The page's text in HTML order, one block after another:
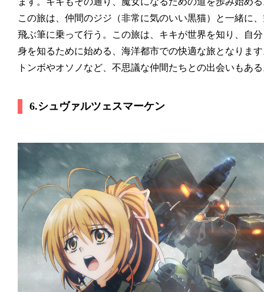
この旅は、仲間のジジ（非常に気のいい黒猫）と一緒に
飛ぶ筆に乗って行う。この旅は、キキが世界を知り、自
身を知るために始める、海洋都市での快適な旅となりま
トンボやオソノなど、不思議な仲間たちとの出会いもあ
6.シュヴァルツェスマーケン